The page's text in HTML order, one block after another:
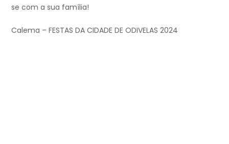
se com a sua família!
Calema – FESTAS DA CIDADE DE ODIVELAS 2024